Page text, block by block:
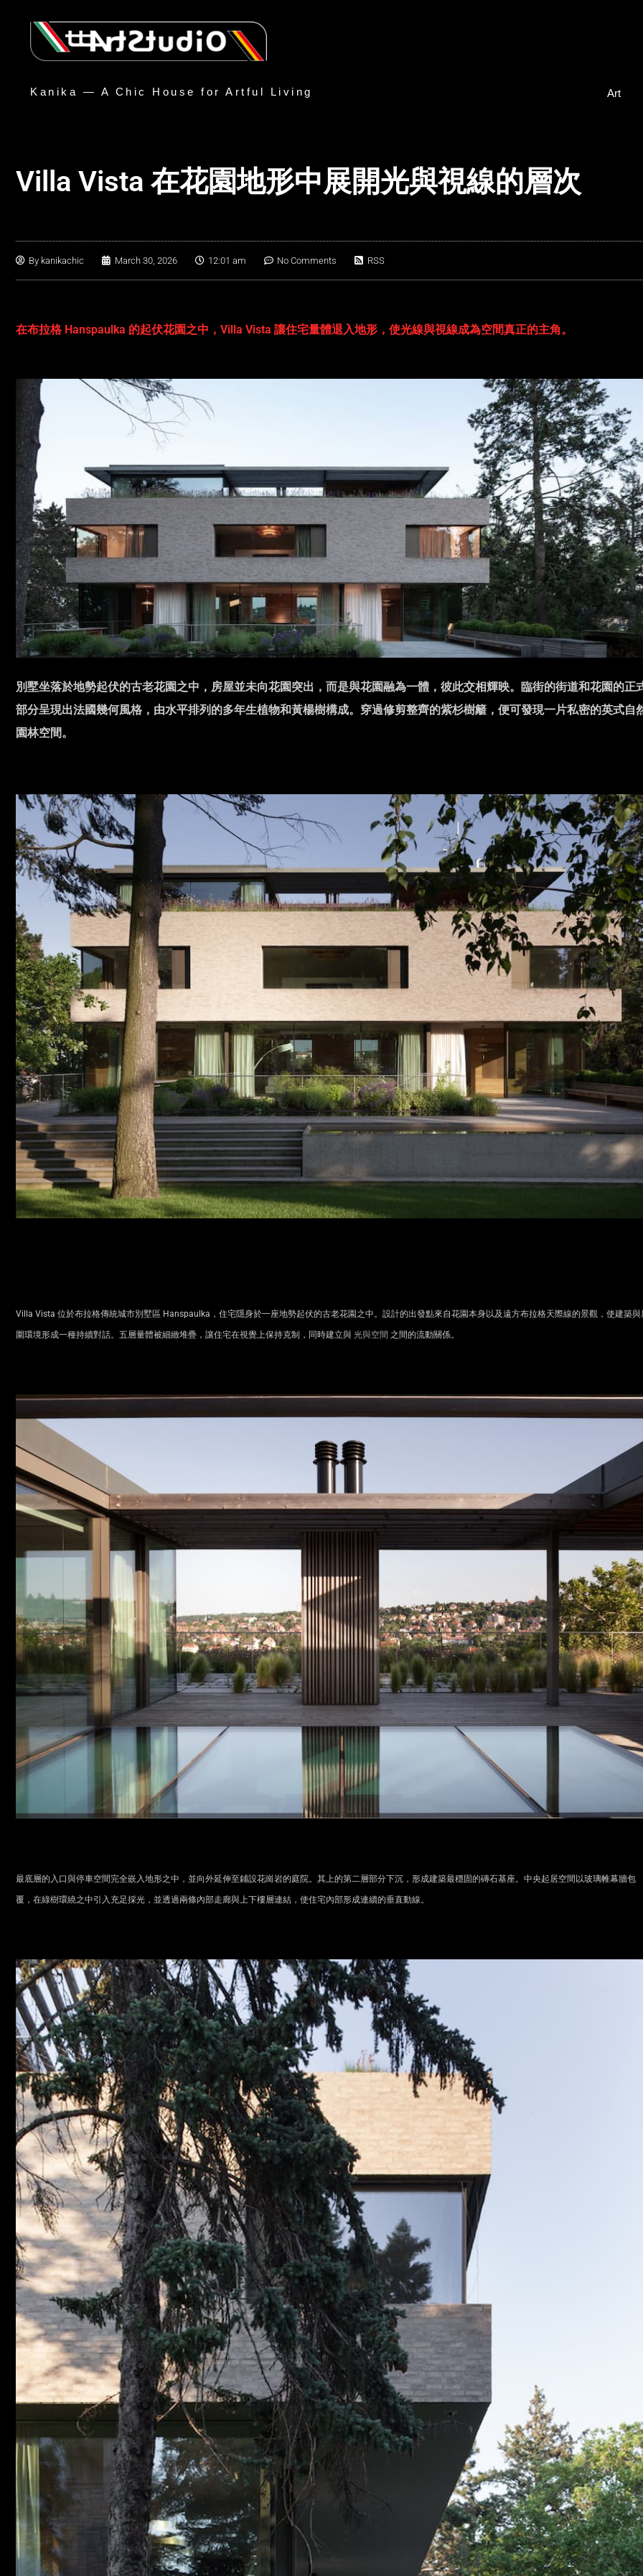
Kanika — A Chic House for Artful Living Art
Villa Vista 在花園地形中展開光與視線的層次
By kanikachic March 30, 2026 12:01 am No Comments RSS
在布拉格 Hanspaulka 的起伏花園之中，Villa Vista 讓住宅量體退入地形，使光線與視線成為空間真正的主角。
別墅坐落於地勢起伏的古老花園之中，房屋並未向花園突出，而是與花園融為一體，彼此交相輝映。臨街的街道和花園的正
部分呈現出法國幾何風格，由水平排列的多年生植物和黃楊樹構成。穿過修剪整齊的紫杉樹籬，便可發現一片私密的英式自
園林空間。
Villa Vista 位於布拉格傳統城市別墅區 Hanspaulka，住宅隱身於一座地勢起伏的古老花園之中。設計的出發點來自花園本身以及遠方布拉格天際線的景觀，使建築與
圍環境形成一種持續對話。五層量體被細緻堆疊，讓住宅在視覺上保持克制，同時建立與 光與空間 之間的流動關係。
最底層的入口與停車空間完全嵌入地形之中，並向外延伸至鋪設花崗岩的庭院。其上的第二層部分下沉，形成建築最穩固的磚石基座。中央起居空間以玻璃帷幕牆包
覆，在綠樹環繞之中引入充足採光，並透過兩條內部走廊與上下樓層連結，使住宅內部形成連續的垂直動線。